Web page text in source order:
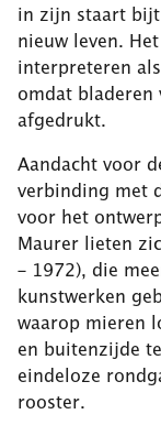
in zijn staart bijt
nieuw leven.
interpreteren
omdat bladeren
afgedrukt.
Aandacht voor
verbinding met
voor het
Maurer lieten
– 1972), die
kunstwerken
waarop mieren
en buitenzijde
eindeloze
rooster.